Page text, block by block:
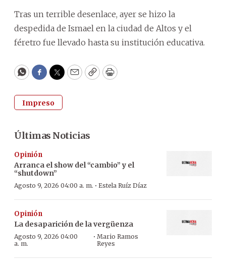
Tras un terrible desenlace, ayer se hizo la
despedida de Ismael en la ciudad de Altos y el
féretro fue llevado hasta su institución educativa.
WhatsApp
Facebook
Twitter
EmailCopyPrint
Impreso
Últimas Noticias
Opinión
Arranca el show del “cambio” y el
“shutdown”
Agosto 9, 2026 04:00 a. m. · Estela Ruíz Díaz
Opinión
La desaparición de la vergüenza
Agosto 9, 2026 04:00
a. m.
· Mario Ramos
Reyes